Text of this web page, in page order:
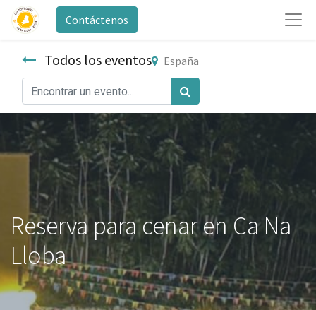
Contáctenos
Todos los eventos España
Reserva para cenar en Ca Na
Lloba